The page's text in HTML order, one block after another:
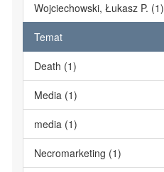
Wojciechowski, Łukasz P. (1)
Temat
Death (1)
Media (1)
media (1)
Necromarketing (1)